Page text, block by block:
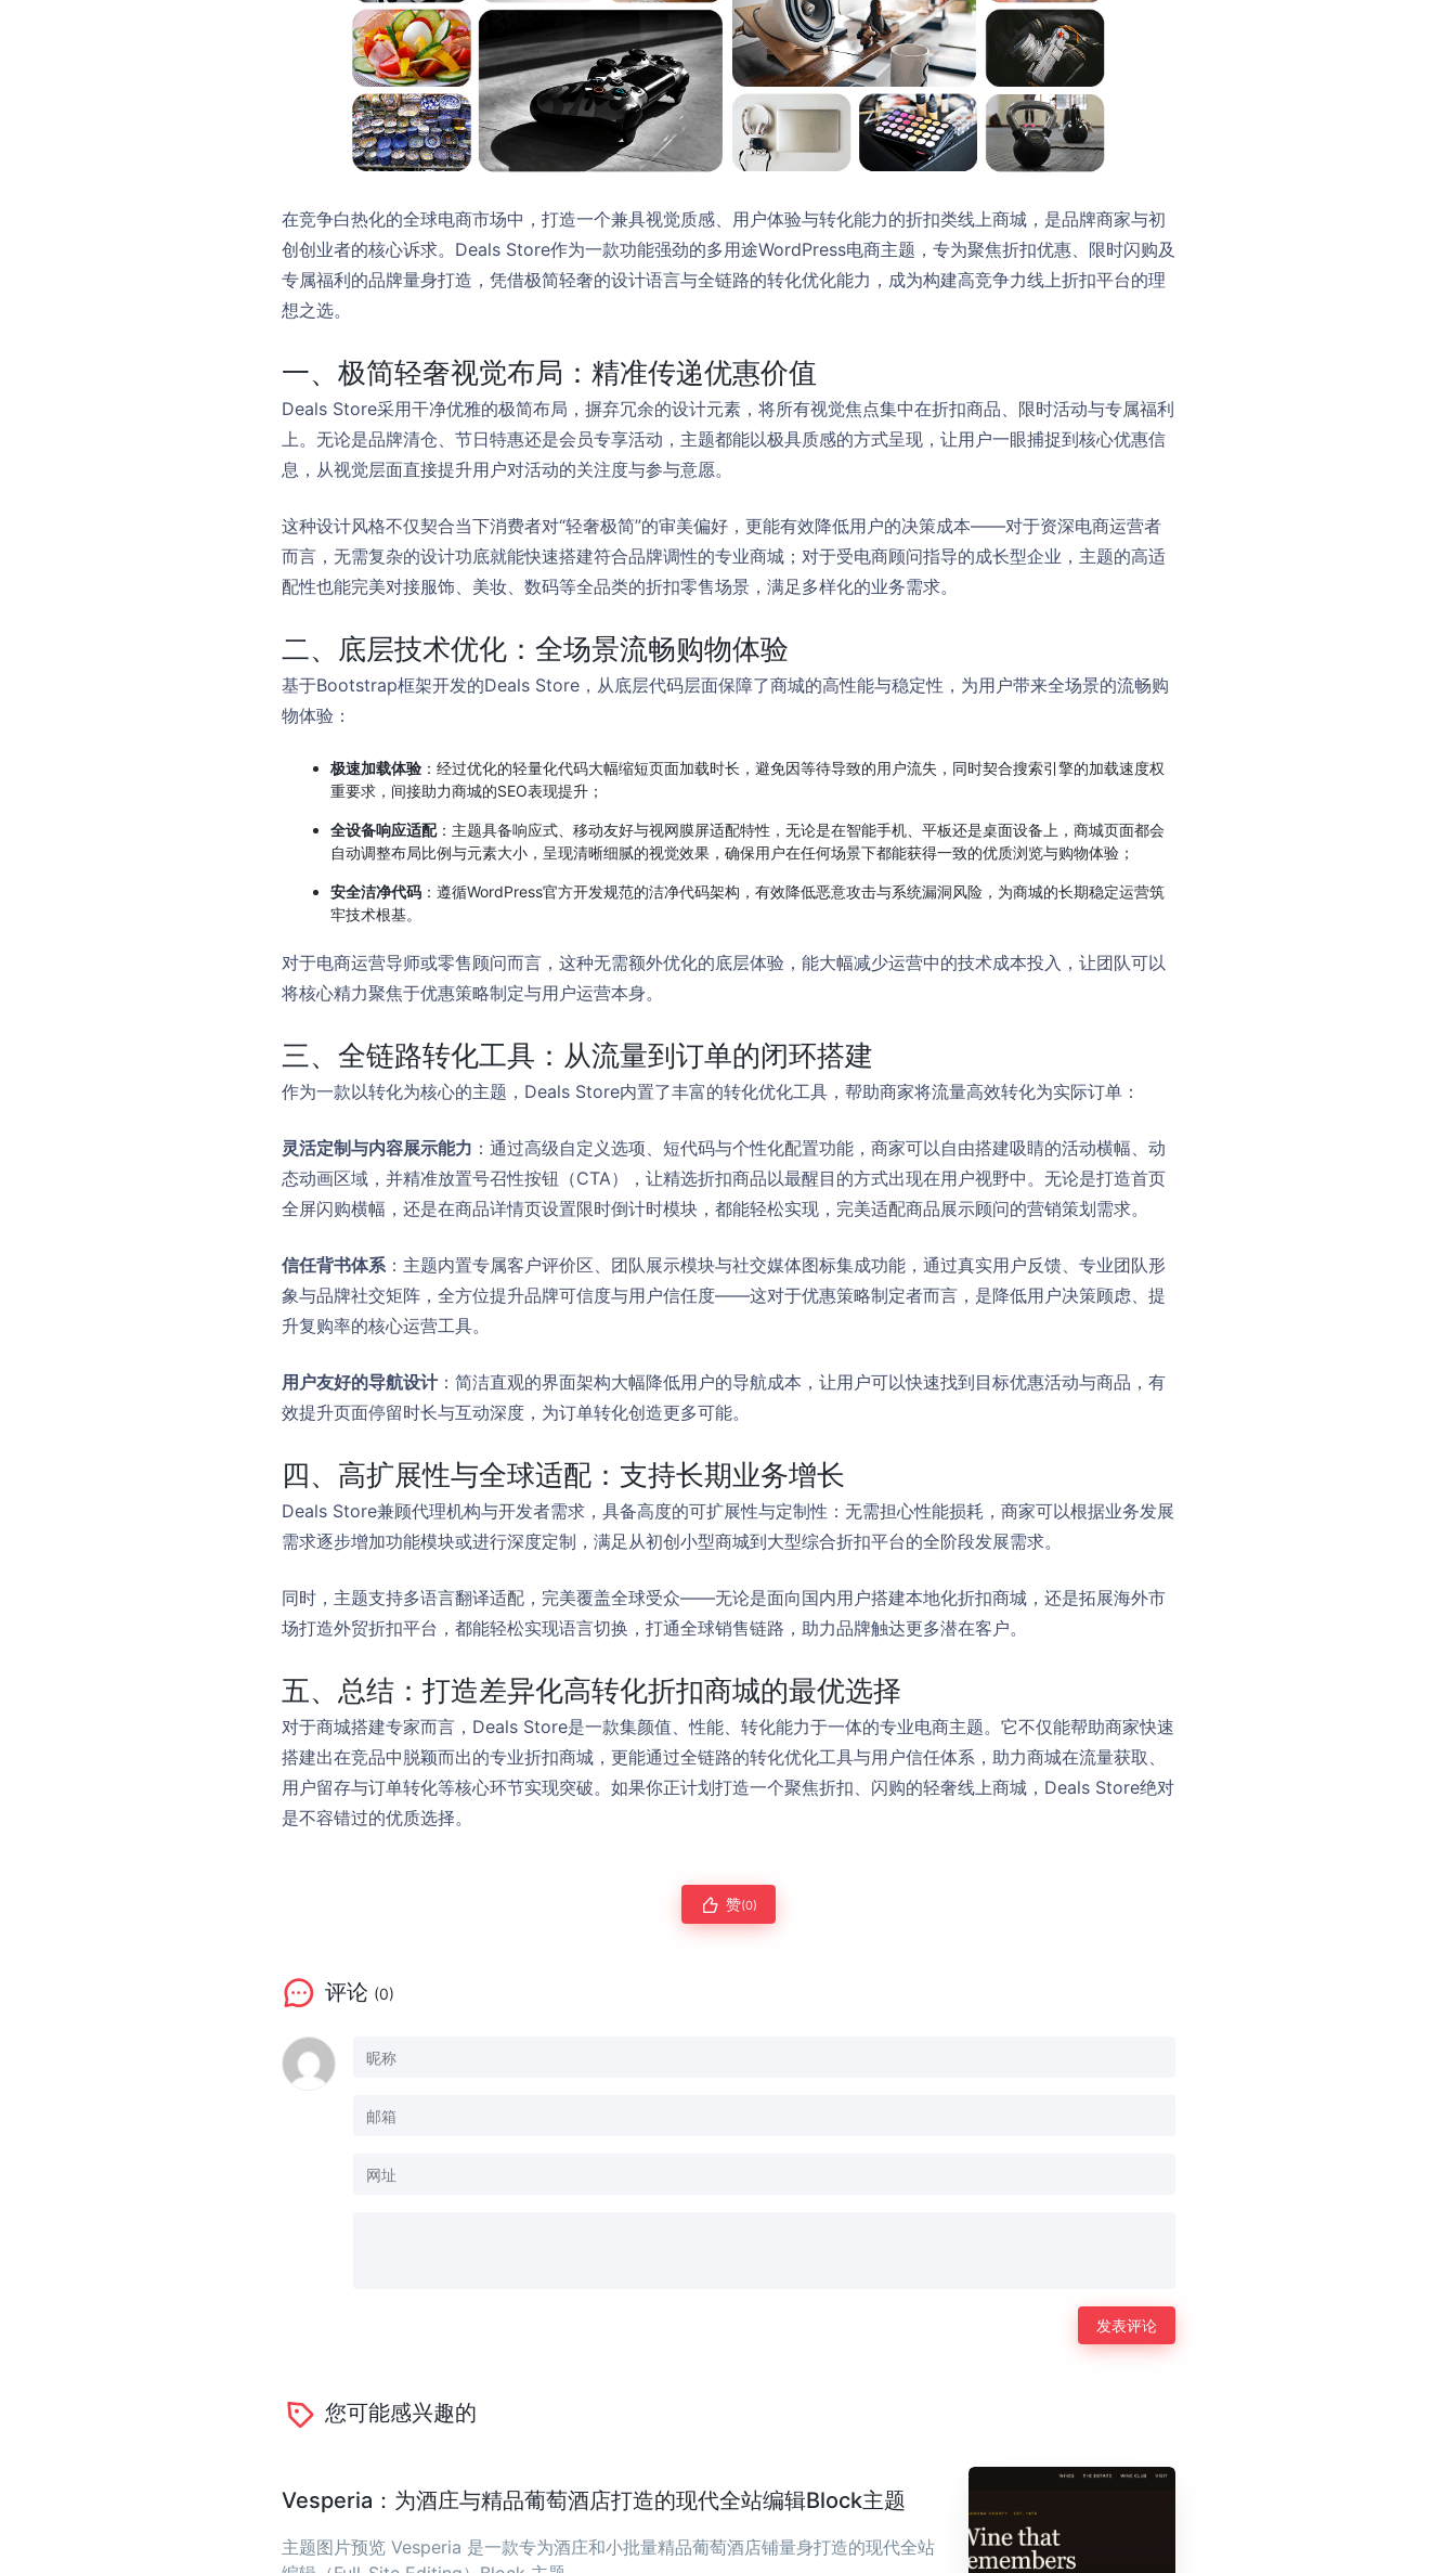
在竞争白热化的全球电商市场中，打造一个兼具视觉质感、用户体验与转化能力的折扣类线上商城，是品牌商家与初
创创业者的核心诉求。Deals Store作为一款功能强劲的多用途WordPress电商主题，专为聚焦折扣优惠、限时闪购及
专属福利的品牌量身打造，凭借极简轻奢的设计语言与全链路的转化优化能力，成为构建高竞争力线上折扣平台的理
想之选。
一、极简轻奢视觉布局：精准传递优惠价值
Deals Store采用干净优雅的极简布局，摒弃冗余的设计元素，将所有视觉焦点集中在折扣商品、限时活动与专属福利
上。无论是品牌清仓、节日特惠还是会员专享活动，主题都能以极具质感的方式呈现，让用户一眼捕捉到核心优惠信
息，从视觉层面直接提升用户对活动的关注度与参与意愿。
这种设计风格不仅契合当下消费者对“轻奢极简”的审美偏好，更能有效降低用户的决策成本——对于资深电商运营者
而言，无需复杂的设计功底就能快速搭建符合品牌调性的专业商城；对于受电商顾问指导的成长型企业，主题的高适
配性也能完美对接服饰、美妆、数码等全品类的折扣零售场景，满足多样化的业务需求。
二、底层技术优化：全场景流畅购物体验
基于Bootstrap框架开发的Deals Store，从底层代码层面保障了商城的高性能与稳定性，为用户带来全场景的流畅购
物体验：
极速加载体验：经过优化的轻量化代码大幅缩短页面加载时长，避免因等待导致的用户流失，同时契合搜索引擎的加载速度权
重要求，间接助力商城的SEO表现提升；
全设备响应适配：主题具备响应式、移动友好与视网膜屏适配特性，无论是在智能手机、平板还是桌面设备上，商城页面都会
自动调整布局比例与元素大小，呈现清晰细腻的视觉效果，确保用户在任何场景下都能获得一致的优质浏览与购物体验；
安全洁净代码：遵循WordPress官方开发规范的洁净代码架构，有效降低恶意攻击与系统漏洞风险，为商城的长期稳定运营筑
牢技术根基。
对于电商运营导师或零售顾问而言，这种无需额外优化的底层体验，能大幅减少运营中的技术成本投入，让团队可以
将核心精力聚焦于优惠策略制定与用户运营本身。
三、全链路转化工具：从流量到订单的闭环搭建
作为一款以转化为核心的主题，Deals Store内置了丰富的转化优化工具，帮助商家将流量高效转化为实际订单：
灵活定制与内容展示能力 ：通过高级自定义选项、短代码与个性化配置功能，商家可以自由搭建吸睛的活动横幅、动
态动画区域，并精准放置号召性按钮（CTA），让精选折扣商品以最醒目的方式出现在用户视野中。无论是打造首页
全屏闪购横幅，还是在商品详情页设置限时倒计时模块，都能轻松实现，完美适配商品展示顾问的营销策划需求。
信任背书体系：主题内置专属客户评价区、团队展示模块与社交媒体图标集成功能，通过真实用户反馈、专业团队形
象与品牌社交矩阵，全方位提升品牌可信度与用户信任度——这对于优惠策略制定者而言，是降低用户决策顾虑、提
升复购率的核心运营工具。
用户友好的导航设计：简洁直观的界面架构大幅降低用户的导航成本，让用户可以快速找到目标优惠活动与商品，有
效提升页面停留时长与互动深度，为订单转化创造更多可能。
四、高扩展性与全球适配：支持长期业务增长
Deals Store兼顾代理机构与开发者需求，具备高度的可扩展性与定制性：无需担心性能损耗，商家可以根据业务发展
需求逐步增加功能模块或进行深度定制，满足从初创小型商城到大型综合折扣平台的全阶段发展需求。
同时，主题支持多语言翻译适配，完美覆盖全球受众——无论是面向国内用户搭建本地化折扣商城，还是拓展海外市
场打造外贸折扣平台，都能轻松实现语言切换，打通全球销售链路，助力品牌触达更多潜在客户。
五、总结：打造差异化高转化折扣商城的最优选择
对于商城搭建专家而言，Deals Store是一款集颜值、性能、转化能力于一体的专业电商主题。它不仅能帮助商家快速
搭建出在竞品中脱颖而出的专业折扣商城，更能通过全链路的转化优化工具与用户信任体系，助力商城在流量获取、
用户留存与订单转化等核心环节实现突破。如果你正计划打造一个聚焦折扣、闪购的轻奢线上商城，Deals Store绝对
是不容错过的优质选择。
赞(0)
评论 (0)
您可能感兴趣的
Vesperia：为酒庄与精品葡萄酒店打造的现代全站编辑Block主题
主题图片预览 Vesperia 是一款专为酒庄和小批量精品葡萄酒店铺量身打造的现代全站